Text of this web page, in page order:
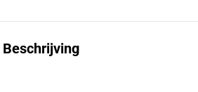
Beschrijving